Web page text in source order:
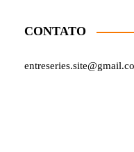
CONTATO